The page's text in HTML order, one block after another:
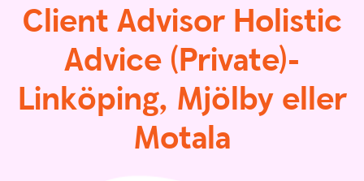
Client Advisor Holistic
Advice (Private)-
Linköping, Mjölby eller
Motala